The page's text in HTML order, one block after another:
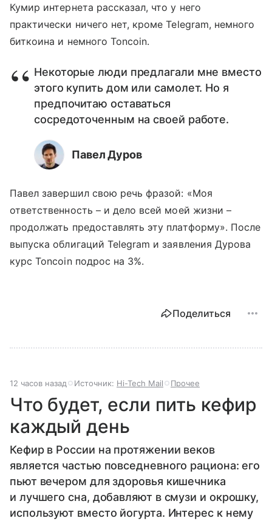
Кумир интернета рассказал, что у него
практически ничего нет, кроме Telegram, немного
биткоина и немного Toncoin.
Некоторые люди предлагали мне вместо
этого купить дом или самолет. Но я
предпочитаю оставаться
сосредоточенным на своей работе.
Павел Дуров
Павел завершил свою речь фразой: «Моя
ответственность – и дело всей моей жизни –
продолжать предоставлять эту платформу». После
выпуска облигаций Telegram и заявления Дурова
курс Toncoin подрос на 3%.
Поделиться
12 часов назад Источник: Hi-Tech Mail Прочее
Что будет, если пить кефир
каждый день
Кефир в России на протяжении веков
является частью повседневного рациона: его
пьют вечером для здоровья кишечника
и лучшего сна, добавляют в смузи и окрошку,
используют вместо йогурта. Интерес к нему